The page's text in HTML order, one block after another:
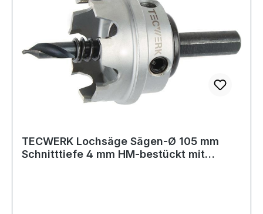
TECWERK Lochsäge Sägen-Ø 105 mm
Schnitttiefe 4 mm HM-bestückt mit